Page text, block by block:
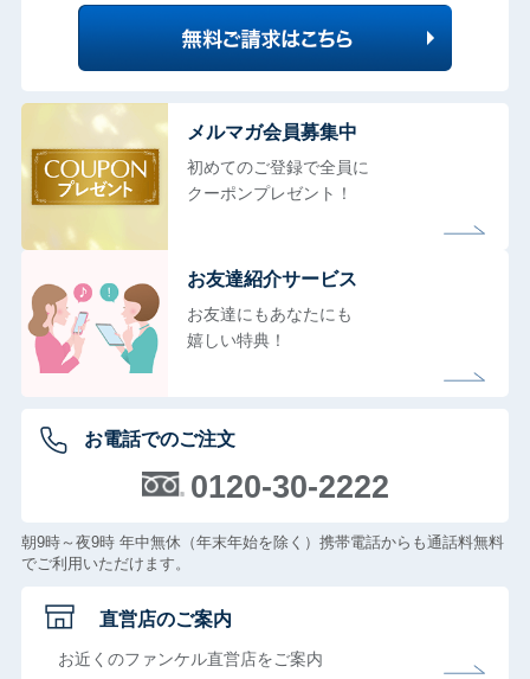
メルマガ会員募集中
初めてのご登録で全員に
クーポンプレゼント！
お友達紹介サービス
お友達にもあなたにも
嬉しい特典！
お電話でのご注文
0120-30-2222
朝9時～夜9時 年中無休（年末年始を除く）携帯電話からも通話料無料
でご利用いただけます。
直営店のご案内
お近くのファンケル直営店をご案内